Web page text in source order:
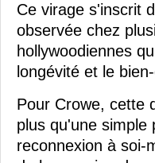
Ce virage s'inscrit
observée chez
hollywoodiennes
longévité et le
Pour Crowe, cette
plus qu'une simple
reconnexion à soi-